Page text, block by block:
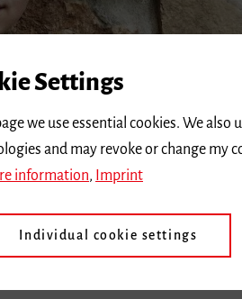
(FAB) in der
Settings
we use essential cookies. We
and may revoke or change my
information, Imprint
Individual cookie settings